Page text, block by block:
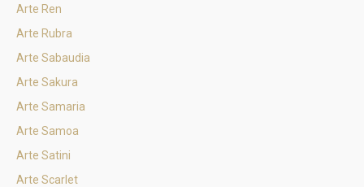
Arte Ren
Arte Rubra
Arte Sabaudia
Arte Sakura
Arte Samaria
Arte Samoa
Arte Satini
Arte Scarlet